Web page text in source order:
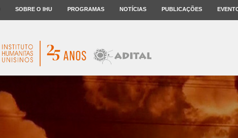
SOBRE O IHU PROGRAMAS NOTÍCIAS PUBLICAÇÕES